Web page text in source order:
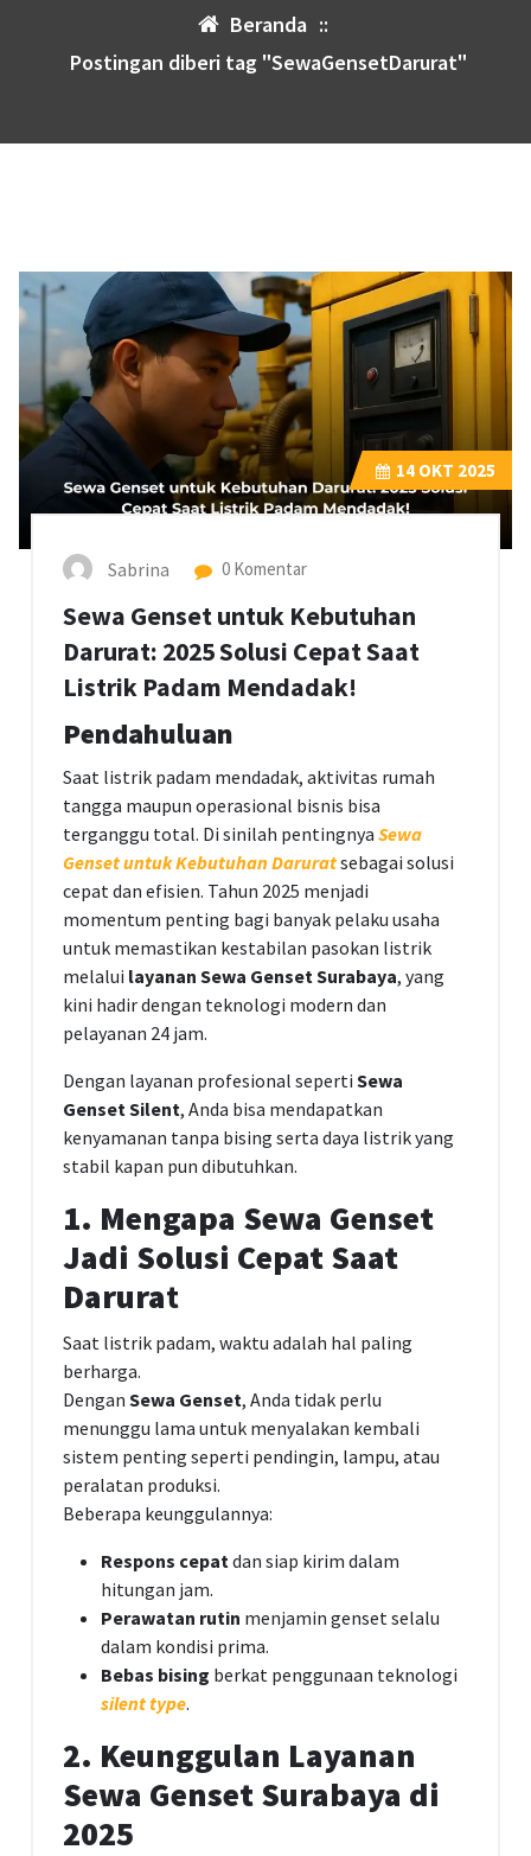
Beranda ::
Postingan diberi tag "SewaGensetDarurat"
14 OKT 2025
Sabrina 0 Komentar
Sewa Genset untuk Kebutuhan
Darurat: 2025 Solusi Cepat Saat
Listrik Padam Mendadak!
Pendahuluan
Saat listrik padam mendadak, aktivitas rumah
tangga maupun operasional bisnis bisa
terganggu total. Di sinilah pentingnya Sewa
Genset untuk Kebutuhan Daruratsebagai solusi
cepat dan efisien. Tahun 2025 menjadi
momentum penting bagi banyak pelaku usaha
untuk memastikan kestabilan pasokan listrik
melalui layanan Sewa Genset Surabaya, yang
kini hadir dengan teknologi modern dan
pelayanan 24 jam.
Dengan layanan profesional seperti Sewa
Genset Silent, Anda bisa mendapatkan
kenyamanan tanpa bising serta daya listrik yang
stabil kapan pun dibutuhkan.
1. Mengapa Sewa Genset
Jadi Solusi Cepat Saat
Darurat
Saat listrik padam, waktu adalah hal paling
berharga.
Dengan Sewa Genset, Anda tidak perlu
menunggu lama untuk menyalakan kembali
sistem penting seperti pendingin, lampu, atau
peralatan produksi.
Beberapa keunggulannya:
Respons cepat dan siap kirim dalam
hitungan jam.
Perawatan rutin menjamin genset selalu
dalam kondisi prima.
Bebas bising berkat penggunaan teknologi
silent type.
2. Keunggulan Layanan
Sewa Genset Surabaya di
2025